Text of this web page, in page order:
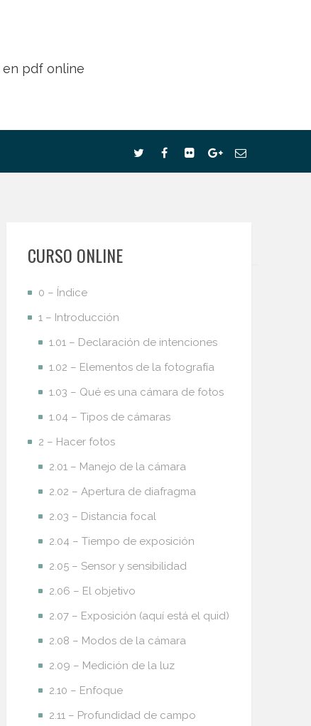
CURSO ONLINE
0 – Índice
1 – Introducción
1.01 – Declaración de intenciones
1.02 – Elementos de la fotografía
1.03 – Qué es una cámara de fotos
1.04 – Tipos de cámaras
2 – Hacer fotos
2.01 – Manejo de la cámara
2.02 – Apertura de diafragma
2.03 – Distancia focal
2.04 – Tiempo de exposición
2.05 – Sensor y sensibilidad
2.06 – El objetivo
2.07 – Exposición (aquí está el quid)
2.08 – Modos de la cámara
2.09 – Medición de la luz
2.10 – Enfoque
2.11 – Profundidad de campo